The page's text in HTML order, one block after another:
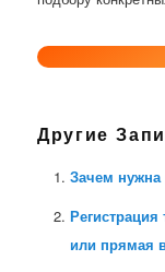
Другие
Зачем нужна
или прямая